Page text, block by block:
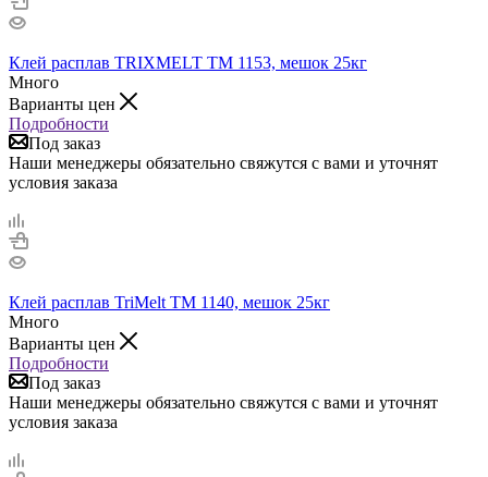
Клей расплав TRIXMELT TM 1153, мешок 25кг
Много
Варианты цен
Подробности
Под заказ
Наши менеджеры обязательно свяжутся с вами и уточнят
условия заказа
Клей расплав TriMelt TM 1140, мешок 25кг
Много
Варианты цен
Подробности
Под заказ
Наши менеджеры обязательно свяжутся с вами и уточнят
условия заказа